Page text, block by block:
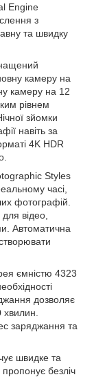
Engine
з
та швидку
камеру на
камеру на 12
рівнем
зйомки
навіть за
4K HDR
Styles
часі,
фотографій.
відео,
Автоматична
ємністю 4323
дозволяє
заряджання та
швидке та
безліч